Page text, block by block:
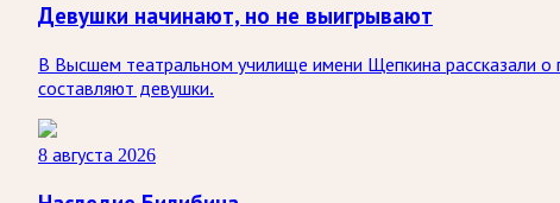
Девушки начинают, но не выигрывают
В Высшем театральном училище имени Щепкина рассказали
составляют девушки.
8 августа 2026